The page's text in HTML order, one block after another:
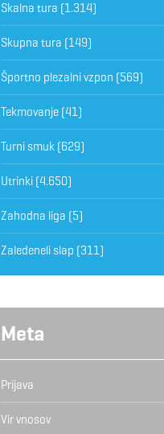
Skalna tura (1.314)
Skupna tura (149)
Športno plezalni vzpon (569)
Tekmovanje(41)
Turni smuk(629)
Utrinki(4.650)
Zahodna liga (5)
Zaledeneli slap (311)
Meta
Prijava
Vir vnosov